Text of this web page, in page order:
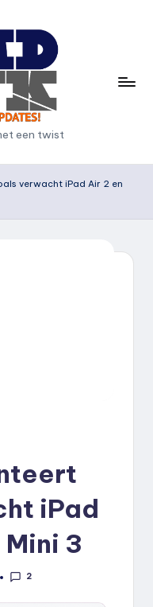
een twist
verwacht iPad Air 2 en
iPad
3
2